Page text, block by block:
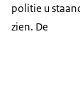
politie u
zien. De